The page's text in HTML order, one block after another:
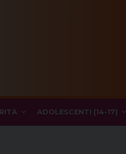
ADOLESCENTI (14-17)